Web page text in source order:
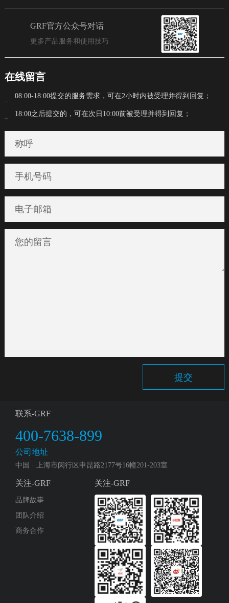
GRF官方公众号对话
更多产品服务和使用技巧
在线留言
08:00-18:00提交的服务需求，可在2小时内被受理并得到回复；
18:00之后提交的，可在次日10:00前被受理并得到回复；
称呼
手机号码
电子邮箱
您的留言
提交
联系-GRF
400-7638-899
公司地址
中国 · 上海市闵行区申昆路2177号16幢201-203室
关注-GRF
品牌故事
团队介绍
商务合作
关注-GRF